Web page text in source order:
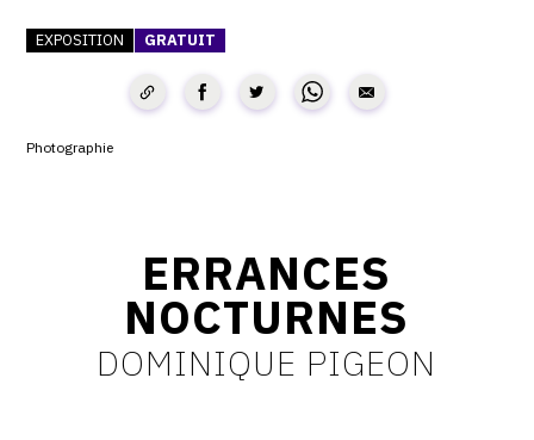
CRÉER SON CATALOGUE RAISONNÉ
PUBLIER SES EXPOSITIONS
DEVENIR CONTRIBUTEUR
EXPOSITION GRATUIT
Photographie
ERRANCES
NOCTURNES
DOMINIQUE PIGEON